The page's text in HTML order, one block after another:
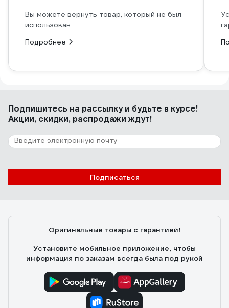
Вы можете вернуть товар, который не был
использован
Подробнее
Подпишитесь на рассылкуи будьте в курсе!
Акции, скидки, распродажи ждут!
Подписаться
Оригинальные товары с гарантией!
Установите мобильное приложение, чтобы
информация по заказам всегда была под рукой